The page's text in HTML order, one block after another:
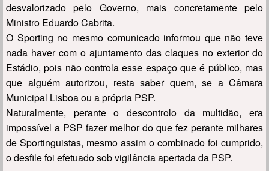
desvalorizado pelo Governo, mais concretamente pelo
Ministro Eduardo Cabrita.
O Sporting no mesmo comunicado informou que não teve
nada haver com o ajuntamento das claques no exterior do
Estádio, pois não controla esse espaço que é público, mas
que alguém autorizou, resta saber quem, se a Câmara
Municipal Lisboa ou a própria PSP.
Naturalmente, perante o descontrolo da multidão, era
impossível a PSP fazer melhor do que fez perante milhares
de Sportinguistas, mesmo assim o combinado foi cumprido,
o desfile foi efetuado sob vigilância apertada da PSP.